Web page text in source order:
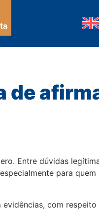
de
Entre dúvidas
para quem
com respeito